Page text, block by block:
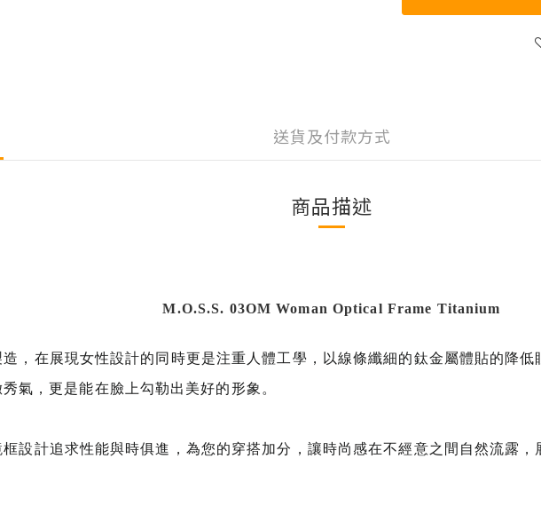
送貨及付款方式
商品描述
M.O.S.S. 03OM Woman Optical Frame Titanium
，在展現女性設計的同時更是注重人體工學，以線條纖細的鈦金屬體貼的降
氣，更是能在臉上勾勒出美好的形象。
設計追求性能與時俱進，為您的穿搭加分，讓時尚感在不經意之間自然流露，